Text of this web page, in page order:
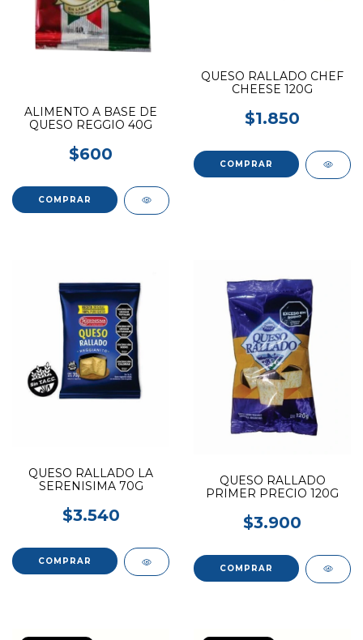
ALIMENTO A BASE DE
QUESO REGGIO 40G
$600
QUESO RALLADO CHEF
CHEESE 120G
$1.850
QUESO RALLADO LA
SERENISIMA 70G
$3.540
QUESO RALLADO
PRIMER PRECIO 120G
$3.900